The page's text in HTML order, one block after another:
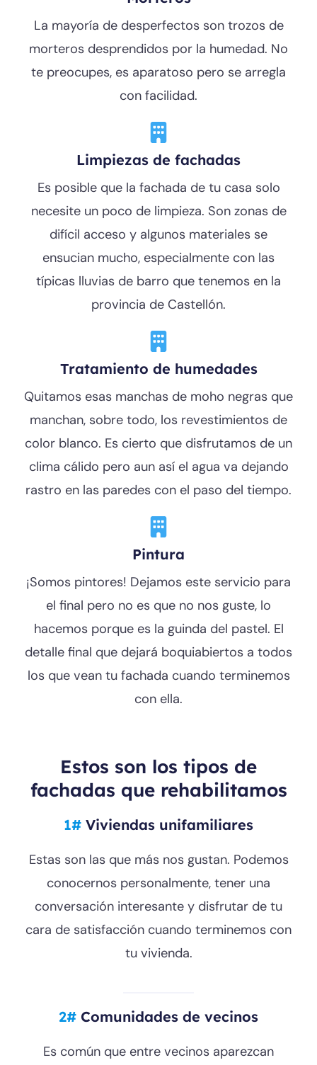
La mayoría de desperfectos son trozos de
morteros desprendidos por la humedad. No
te preocupes, es aparatoso pero se arregla
con facilidad.
Limpiezas de fachadas
Es posible que la fachada de tu casa solo
necesite un poco de limpieza. Son zonas de
difícil acceso y algunos materiales se
ensucian mucho, especialmente con las
típicas lluvias de barro que tenemos en la
provincia de Castellón.
Tratamiento de humedades
Quitamos esas manchas de moho negras que
manchan, sobre todo, los revestimientos de
color blanco. Es cierto que disfrutamos de un
clima cálido pero aun así el agua va dejando
rastro en las paredes con el paso del tiempo.
Pintura
¡Somos pintores! Dejamos este servicio para
el final pero no es que no nos guste, lo
hacemos porque es la guinda del pastel. El
detalle final que dejará boquiabiertos a todos
los que vean tu fachada cuando terminemos
con ella.
Estos son los tipos de
fachadas que rehabilitamos
1# Viviendas unifamiliares
Estas son las que más nos gustan. Podemos
conocernos personalmente, tener una
conversación interesante y disfrutar de tu
cara de satisfacción cuando terminemos con
tu vivienda.
2# Comunidades de vecinos
Es común que entre vecinos aparezcan